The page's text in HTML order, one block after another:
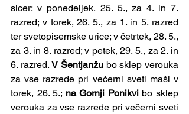
sicer: v ponedeljek, 25. 5., za 4. in 7.
razred; v torek, 26. 5., za 1. in 5. razred
ter svetopisemske urice; v četrtek, 28. 5.,
za 3. in 8. razred; v petek, 29. 5., za 2. in
6. razred. V Šentjanžu bo sklep verouka
za vse razrede pri večerni sveti maši v
torek, 26. 5.; na Gornji Ponikvi bo sklep
verouka za vse razrede pri večerni sveti